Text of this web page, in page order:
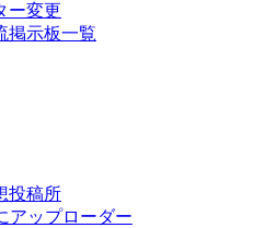
ー変更
掲示板一覧
投稿所
アップローダー